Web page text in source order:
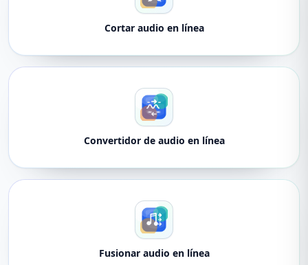
Cortar audio en línea
Convertidor de audio en línea
Fusionar audio en línea